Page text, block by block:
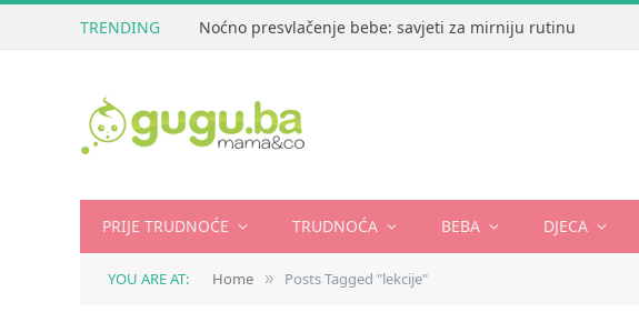
TRENDING Noćno presvlačenje bebe: savjeti za mirniju rutinu
PRIJE TRUDNOĆE TRUDNOĆA BEBA DJECA
YOU ARE AT: Home » Posts Tagged "lekcije"